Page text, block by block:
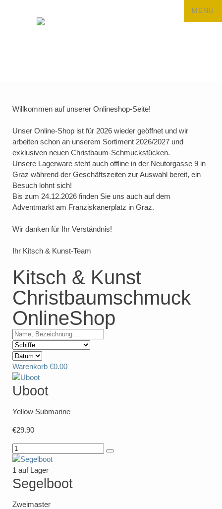
Willkommen auf unserer Onlineshop-Seite!
Unser Online-Shop ist für 2026 wieder geöffnet und wir
arbeiten schon an unserem Sortiment 2026/2027 und
exklusiven neuen Christbaum-Schmuckstücken.
Unsere Lagerware steht auch offline in der Neutorgasse 9 in
Graz während der Geschäftszeiten zur Auswahl bereit, ein
Besuch lohnt sich!
Bis zum 24.12.2026 finden Sie uns auch auf dem
Adventmarkt am Franziskanerplatz in Graz.
Wir danken für Ihr Verständnis!
Ihr Kitsch & Kunst-Team
Kitsch & Kunst
Christbaumschmuck
OnlineShop
Warenkorb €0.00
Uboot
Yellow Submarine
€29.90
1 auf Lager
Segelboot
Zweimaster